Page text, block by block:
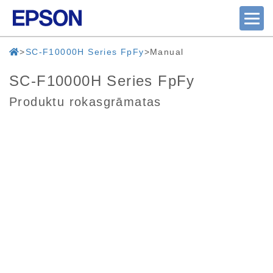
SC-F10000H Series FpFy Manual
SC-F10000H Series FpFy
Produktu rokasgrāmatas